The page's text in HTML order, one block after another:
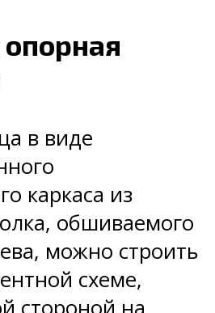
в виде
каркаса из
обшиваемого
можно строить
схеме,